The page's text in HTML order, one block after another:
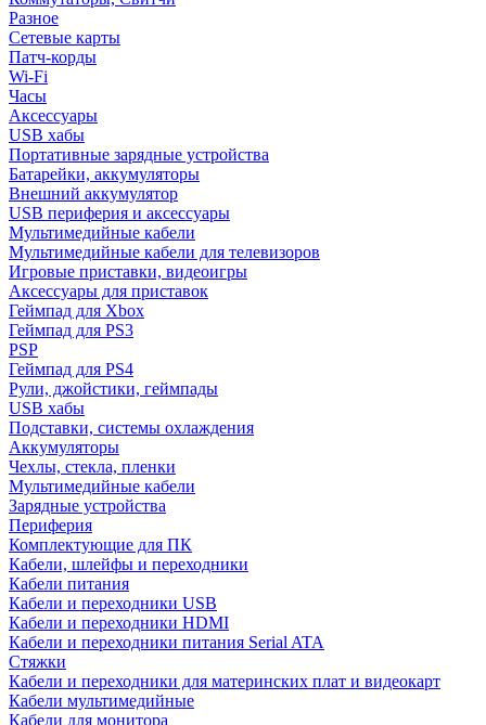
Разное
Сетевые карты
Патч-корды
Wi-Fi
Часы
Аксессуары
USB хабы
Портативные зарядные устройства
Батарейки, аккумуляторы
Внешний аккумулятор
USB периферия и аксессуары
Мультимедийные кабели
Мультимедийные кабели для телевизоров
Игровые приставки, видеоигры
Аксессуары для приставок
Геймпад для Xbox
Геймпад для PS3
PSP
Геймпад для PS4
Рули, джойстики, геймпады
USB хабы
Подставки, системы охлаждения
Аккумуляторы
Чехлы, стекла, пленки
Мультимедийные кабели
Зарядные устройства
Периферия
Комплектующие для ПК
Кабели, шлейфы и переходники
Кабели питания
Кабели и переходники USB
Кабели и переходники HDMI
Кабели и переходники питания Serial ATA
Стяжки
Кабели и переходники для материнских плат и видеокарт
Кабели мультимедийные
Кабели для монитора